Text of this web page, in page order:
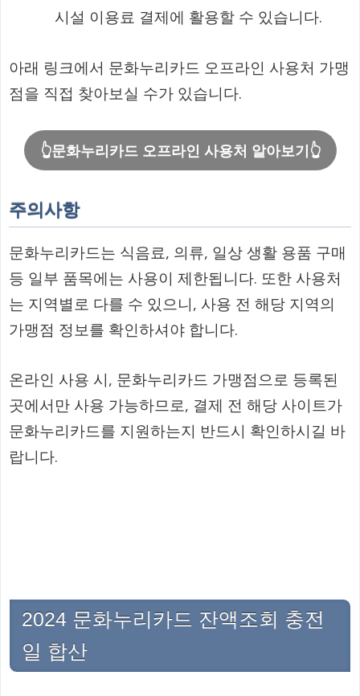
시설 이용료 결제에 활용할 수 있습니다.
아래 링크에서 문화누리카드 오프라인 사용처 가맹
점을 직접 찾아보실 수가 있습니다.
👆문화누리카드 오프라인 사용처 알아보기👆
주의사항
문화누리카드는 식음료, 의류, 일상 생활 용품 구매
등 일부 품목에는 사용이 제한됩니다. 또한 사용처
는 지역별로 다를 수 있으니, 사용 전 해당 지역의
가맹점 정보를 확인하셔야 합니다.
온라인 사용 시, 문화누리카드 가맹점으로 등록된
곳에서만 사용 가능하므로, 결제 전 해당 사이트가
문화누리카드를 지원하는지 반드시 확인하시길 바
랍니다.
2024 문화누리카드 잔액조회 충전
일 합산